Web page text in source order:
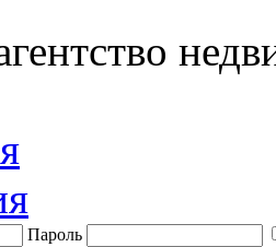
Пароль